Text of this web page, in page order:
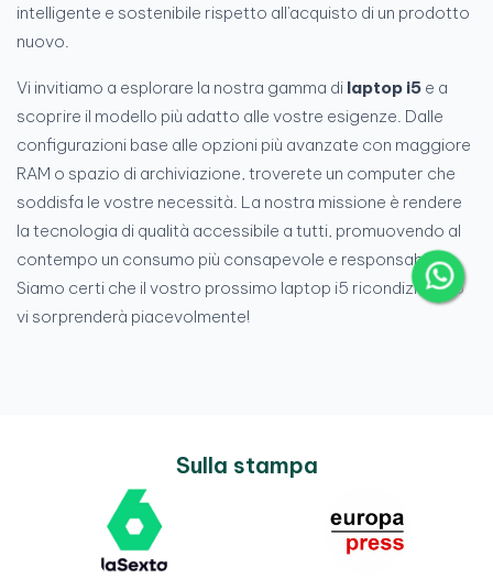
intelligente e sostenibile rispetto all'acquisto di un prodotto
nuovo.
Vi invitiamo a esplorare la nostra gamma di laptop i5 e a
scoprire il modello più adatto alle vostre esigenze. Dalle
configurazioni base alle opzioni più avanzate con maggiore
RAM o spazio di archiviazione, troverete un computer che
soddisfa le vostre necessità. La nostra missione è rendere
la tecnologia di qualità accessibile a tutti, promuovendo al
contempo un consumo più consapevole e responsabile.
Siamo certi che il vostro prossimo laptop i5 ricondizionato
vi sorprenderà piacevolmente!
Sulla stampa